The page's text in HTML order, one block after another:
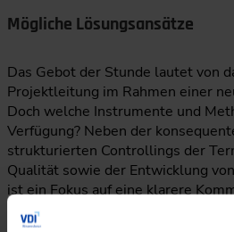
Mögliche Lösungsansätze
Das Gebot der Stunde lautet von
Projektleitung im Rahmen einer
Doch welche Instrumente und
Verfügung? Neben der
strukturierten Controllings der
Qualität sowie der Entwicklung
ist ein Fokus auf eine klarere
Beteiligten in Verbindung mit